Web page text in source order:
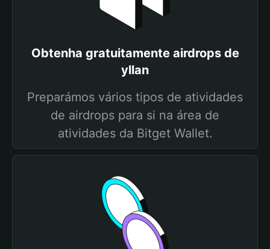
Obtenha gratuitamente airdrops de
yllan
Preparámos vários tipos de atividades
de airdrops para si na área de
atividades da Bitget Wallet.